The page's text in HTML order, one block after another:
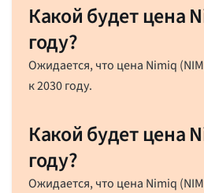
Какой будет цена
году?
Ожидается, что цена Nimiq
к 2030 году.
Какой будет цена
году?
Ожидается, что цена Nimiq